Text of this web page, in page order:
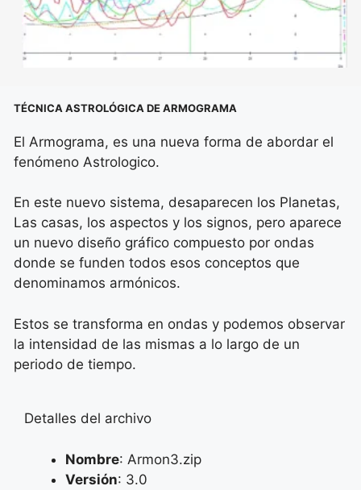
TÉCNICA ASTROLÓGICA DE ARMOGRAMA
El Armograma, es una nueva forma de abordar el
fenómeno Astrologico.
En este nuevo sistema, desaparecen los Planetas,
Las casas, los aspectos y los signos, pero aparece
un nuevo diseño gráfico compuesto por ondas
donde se funden todos esos conceptos que
denominamos armónicos.
Estos se transforma en ondas y podemos observar
la intensidad de las mismas a lo largo de un
periodo de tiempo.
Detalles del archivo
Nombre: Armon3.zip
Versión: 3.0